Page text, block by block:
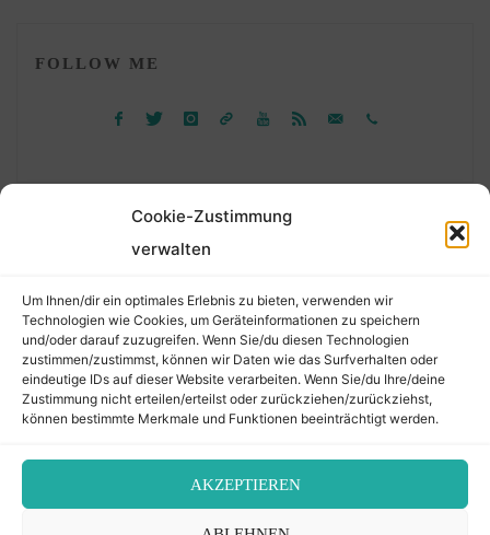
Cookie-Zustimmung
verwalten
Um Ihnen/dir ein optimales Erlebnis zu bieten, verwenden wir
Technologien wie Cookies, um Geräteinformationen zu speichern
und/oder darauf zuzugreifen. Wenn Sie/du diesen Technologien
zustimmen/zustimmst, können wir Daten wie das Surfverhalten oder
eindeutige IDs auf dieser Website verarbeiten. Wenn Sie/du Ihre/deine
Zustimmung nicht erteilen/erteilst oder zurückziehen/zurückziehst,
können bestimmte Merkmale und Funktionen beeinträchtigt werden.
AKZEPTIEREN
FOLLOW ME
nach:
©2026 Der Transkribierer
Kontakt / Impressum
Back